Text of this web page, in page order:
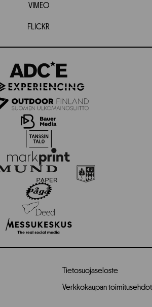
VIMEO
FLICKR
Tietosuojaseloste
Verkkokaupan toimitusehdot